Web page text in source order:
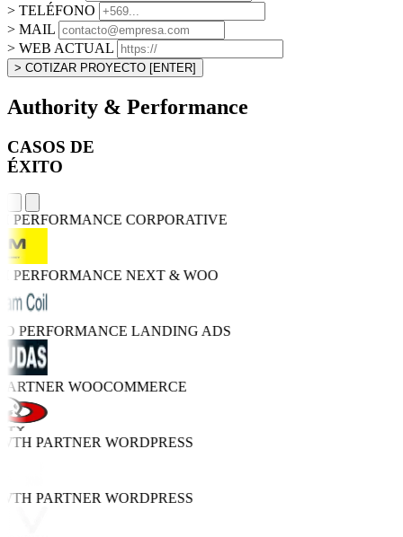
> TELÉFONO
> MAIL
> WEB ACTUAL
> COTIZAR PROYECTO [ENTER]
Authority & Performance
CASOS DE
ÉXITO
PERFORMANCECORPORATIVE
PERFORMANCENEXT & WOO
PERFORMANCELANDING ADS
WOOCOMMERCE
PARTNERWORDPRESS
PARTNERWORDPRESS